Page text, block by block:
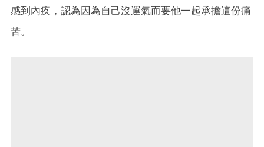
感到內疚，認為因為自己沒運氣而要他一起承擔這份痛
苦。